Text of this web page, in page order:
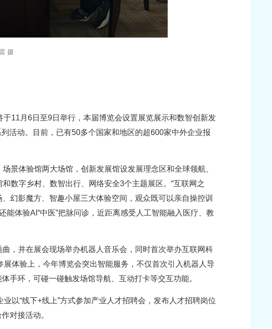
摄
于11月6日至9日举行，本届博览会设置展览展示和数智创新发
活动。目前，已有50多个国家和地区的超600家中外企业报
景体验馆两大场馆，创新发展馆设发展理念区和全球领航、
数字乡村、数智出行、网络安全3个主题展区。“互联网之
幻影魔方、智趣小屋三大体验空间，观众既可以亲自操控训
体验AI“中医”把脉问诊，近距离感受人工智能融入医疗、教
，并在展会现场举办机器人音乐会，同时首次举办互联网科
展体验上，今年博览会突出智能服务，不仅首次引入机器人导
手环，可碰一碰触发场馆导航、互动打卡等交互功能。
以“线下+线上”方式参加产业人才招聘会，发布人才招聘岗位
对接活动。